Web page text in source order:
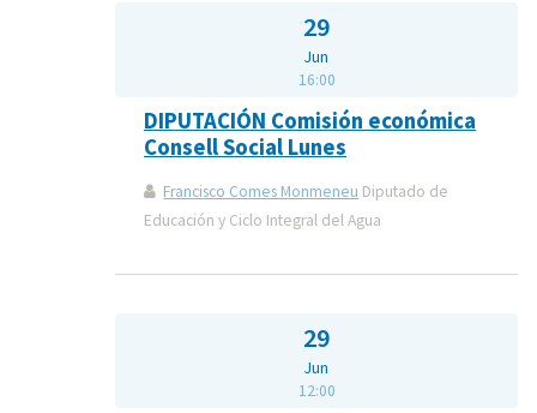
29
Jun
16:00
DIPUTACIÓN Comisión económica
Consell Social Lunes
Francisco Comes Monmeneu Diputado de
Educación y Ciclo Integral del Agua
29
Jun
12:00